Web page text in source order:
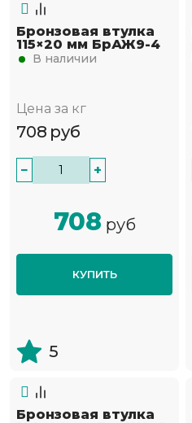
Бронзовая втулка
115×20 мм БрАЖ9-4
В наличии
Цена за кг
708 руб
− +
708 руб
КУПИТЬ
5
Бронзовая втулка